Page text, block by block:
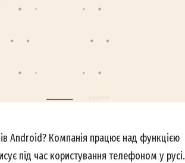
Android? Компанія працює над функцією
під час користування телефоном у русі.